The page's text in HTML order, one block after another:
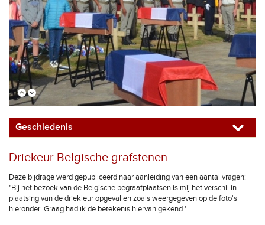
Geschiedenis
Driekeur Belgische grafstenen
Deze bijdrage werd gepubliceerd naar aanleiding van een aantal vragen:
"Bij het bezoek van de Belgische begraafplaatsen is mij het verschil in
plaatsing van de driekleur opgevallen zoals weergegeven op de foto's
hieronder. Graag had ik de betekenis hiervan gekend.'